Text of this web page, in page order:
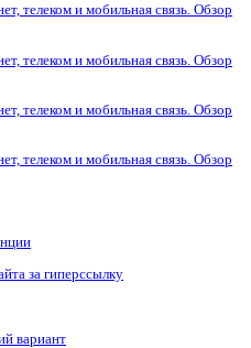
телеком и мобильная связь. Обзор
телеком и мобильная связь. Обзор
телеком и мобильная связь. Обзор
телеком и мобильная связь. Обзор
за гиперссылку
вариант